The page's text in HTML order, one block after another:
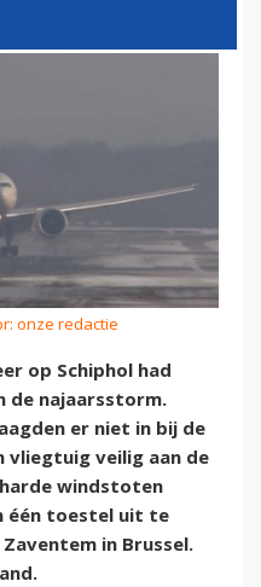
onze redactie
op Schiphol had
de najaarsstorm.
er niet in bij de
vliegtuig veilig aan de
windstoten
één toestel uit te
in Brussel.